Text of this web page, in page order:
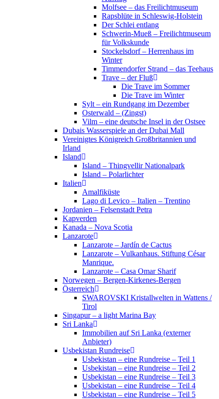
Molfsee – das Freilichtmuseum
Rapsblüte in Schleswig-Holstein
Der Schlei entlang
Schwerin-Mueß – Freilichtmuseum
für Volkskunde
Stockelsdorf – Herrenhaus im
Winter
Timmendorfer Strand – das Teehaus
Trave – der Fluß
Die Trave im Sommer
Die Trave im Winter
Sylt – ein Rundgang im Dezember
Osterwald – (Zingst)
Vilm – eine deutsche Insel in der Ostsee
Dubais Wasserspiele an der Dubai Mall
Vereinigtes Königreich Großbritannien und
Irland
Island
Island – Thingvellir Nationalpark
Island – Polarlichter
Italien
Amalfiküste
Lago di Levico – Italien – Trentino
Jordanien – Felsenstadt Petra
Kapverden
Kanada – Nova Scotia
Lanzarote
Lanzarote – Jardín de Cactus
Lanzarote – Vulkanhaus. Stiftung César
Manrique.
Lanzarote – Casa Omar Sharif
Norwegen – Bergen-Kirkenes-Bergen
Österreich
SWAROVSKI Kristallwelten in Wattens /
Tirol
Singapur – a light Marina Bay
Sri Lanka
Immobilien auf Sri Lanka (externer
Anbieter)
Usbekistan Rundreise
Usbekistan – eine Rundreise – Teil 1
Usbekistan – eine Rundreise – Teil 2
Usbekistan – eine Rundreise – Teil 3
Usbekistan – eine Rundreise – Teil 4
Usbekistan – eine Rundreise – Teil 5